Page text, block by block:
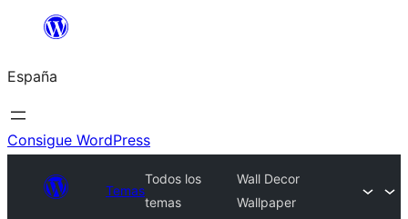
Saltar
contenido
España
Consigue WordPress
Temas
Todos los
temas
Wall Decor
Wallpaper